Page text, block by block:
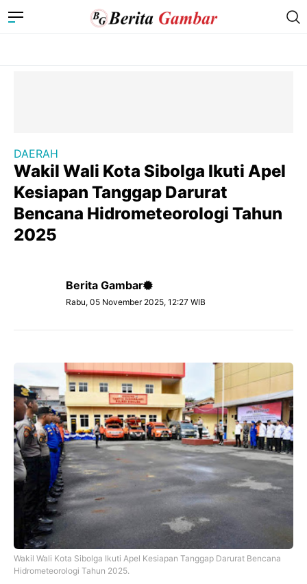
DAERAH
Wakil Wali Kota Sibolga Ikuti Apel
Kesiapan Tanggap Darurat
Bencana Hidrometeorologi Tahun
2025
Berita Gambar
Rabu, 05 November 2025, 12:27 WIB
Wakil Wali Kota Sibolga Ikuti Apel Kesiapan Tanggap Darurat Bencana
Hidrometeorologi Tahun 2025.